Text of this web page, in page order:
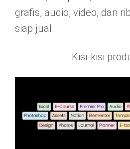
grafis, audio, video, dan
siap jual.
Kisi-kisi